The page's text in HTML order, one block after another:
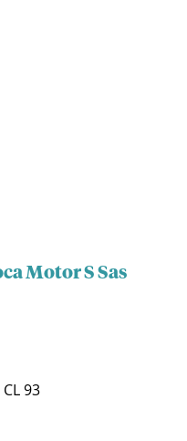
Motor S Sas
CL 93